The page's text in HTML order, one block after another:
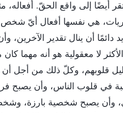
أيضًا إلى واقع الحقّ. أفعاله،
هي نفسها أفعال أيّ
دائمًا أن ينال تقدير الآخرين،
لا معقولية هو أنه مهما كان
قلوبهم، وكلّ ذلك من أجل أن
في قلوب الناس، وأن يصبح
وأن يصبح شخصية بارزة،